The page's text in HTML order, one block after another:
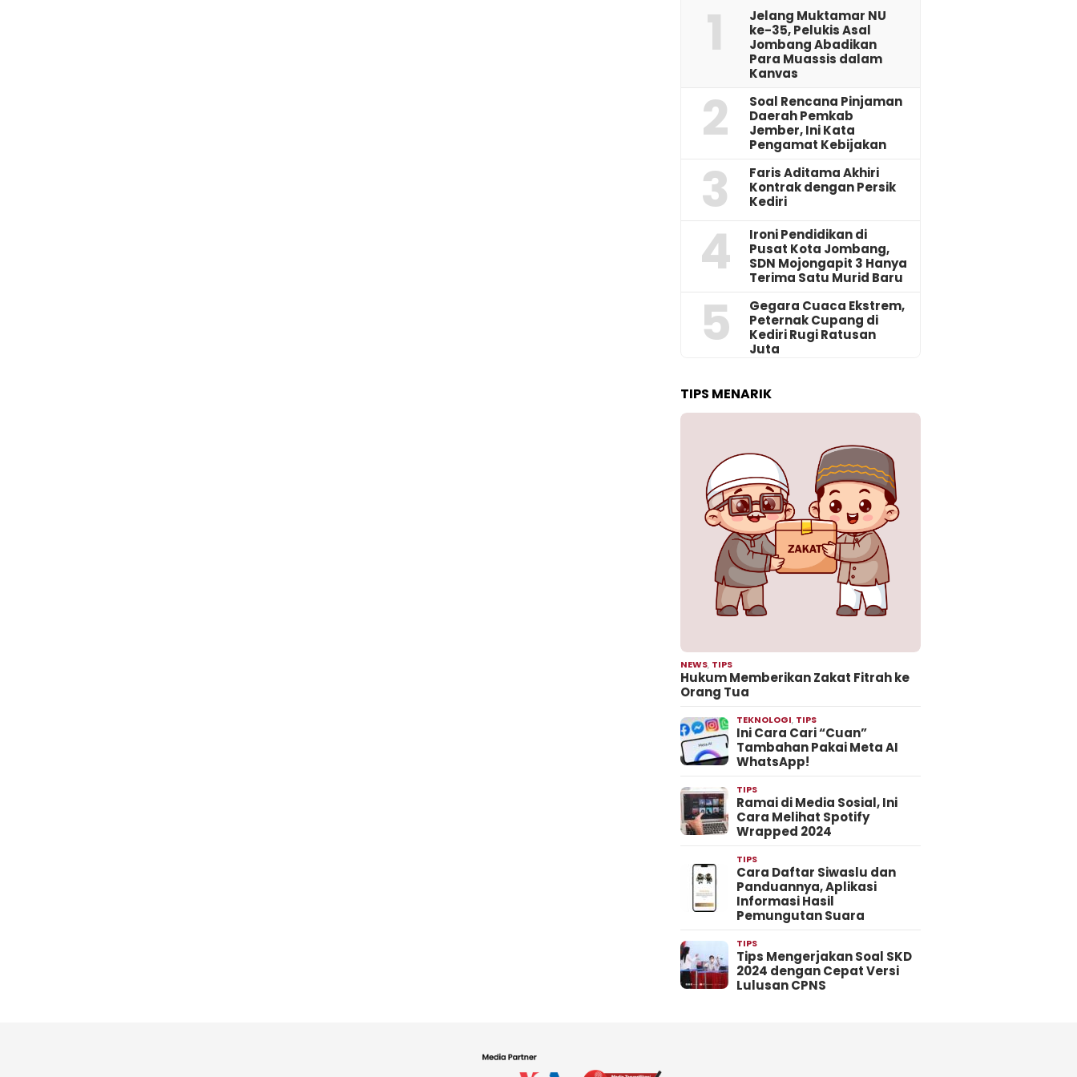
1
Jelang Muktamar NU
ke-35, Pelukis Asal
Jombang Abadikan
Para Muassis dalam
Kanvas
2
‎Soal Rencana Pinjaman
Daerah Pemkab
Jember, Ini Kata
Pengamat Kebijakan ‎
3
Faris Aditama Akhiri
Kontrak dengan Persik
Kediri
4
Ironi Pendidikan di
Pusat Kota Jombang,
SDN Mojongapit 3 Hanya
Terima Satu Murid Baru
5
‎Gegara Cuaca Ekstrem,
Peternak Cupang di
Kediri Rugi Ratusan
Juta
TIPS MENARIK
NEWS, TIPS
Hukum Memberikan Zakat Fitrah ke
Orang Tua
TEKNOLOGI, TIPS
Ini Cara Cari “Cuan”
Tambahan Pakai Meta AI
WhatsApp!
TIPS
Ramai di Media Sosial, Ini
Cara Melihat Spotify
Wrapped 2024
TIPS
Cara Daftar Siwaslu dan
Panduannya, Aplikasi
Informasi Hasil
Pemungutan Suara
TIPS
Tips Mengerjakan Soal SKD
2024 dengan Cepat Versi
Lulusan CPNS